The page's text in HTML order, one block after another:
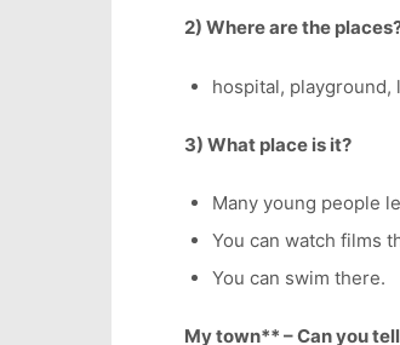
2) Where are the
hospital, playground,
3) What place is it?
Many young people
You can watch films
You can swim there.
My town** – Can you